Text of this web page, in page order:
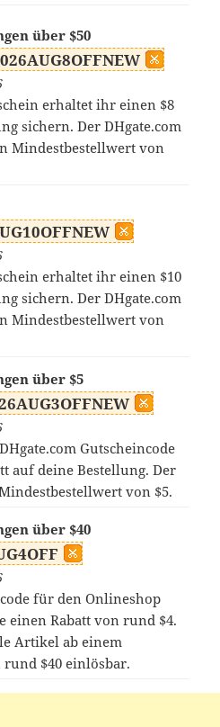
über $50
erhaltet ihr einen $8
sichern. Der DHgate.com
Mindestbestellwert von
erhaltet ihr einen $10
sichern. Der DHgate.com
Mindestbestellwert von
über $5
Gutscheincode
auf deine Bestellung. Der
von $5.
über $40
für den Onlineshop
einen Rabatt von rund $4.
Artikel ab einem
$40 einlösbar.